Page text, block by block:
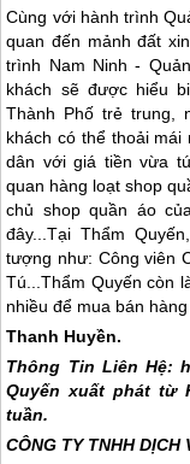
Cùng với hành trình
quan đến mảnh đất
trình Nam Ninh -
khách sẽ được hiểu
Thành Phố trẻ trung,
khách có thể thoải
dân với giá tiền vừa
quan hàng loạt shop
chủ shop quần áo
đây...Tại Thẩm
tượng như: Công viên
Tú...Thẩm Quyến còn
nhiều để mua bán
Thanh Huyền.
Thông Tin Liên Hệ:
Quyến xuất phát từ
tuần.
CÔNG TY TNHH DỊCH